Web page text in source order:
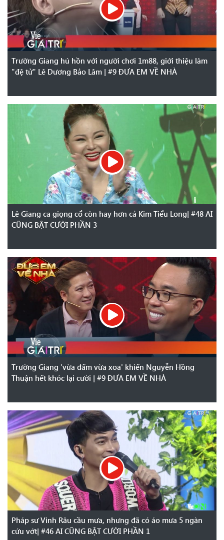
Trường Giang hú hồn với người chơi 1m88, giới thiệu làm
"đệ tử" Lê Dương Bảo Lâm | #9 ĐƯA EM VỀ NHÀ
Lê Giang ca giọng cổ còn hay hơn cả Kim Tiểu Long| #48 AI
CŨNG BẬT CƯỜI PHẦN 3
Trường Giang 'vừa đấm vừa xoa' khiến Nguyễn Hồng
Thuận hết khóc lại cười | #9 ĐƯA EM VỀ NHÀ
Pháp sư Vinh Râu cầu mưa, nhưng đã có áo mưa 5 ngàn
cứu vớt| #46 AI CŨNG BẬT CƯỜI PHẦN 1